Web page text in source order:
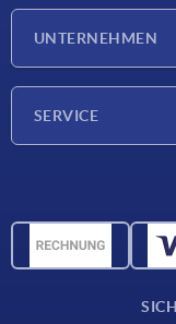
UNTERNEHMEN
SERVICE
CAD-Daten